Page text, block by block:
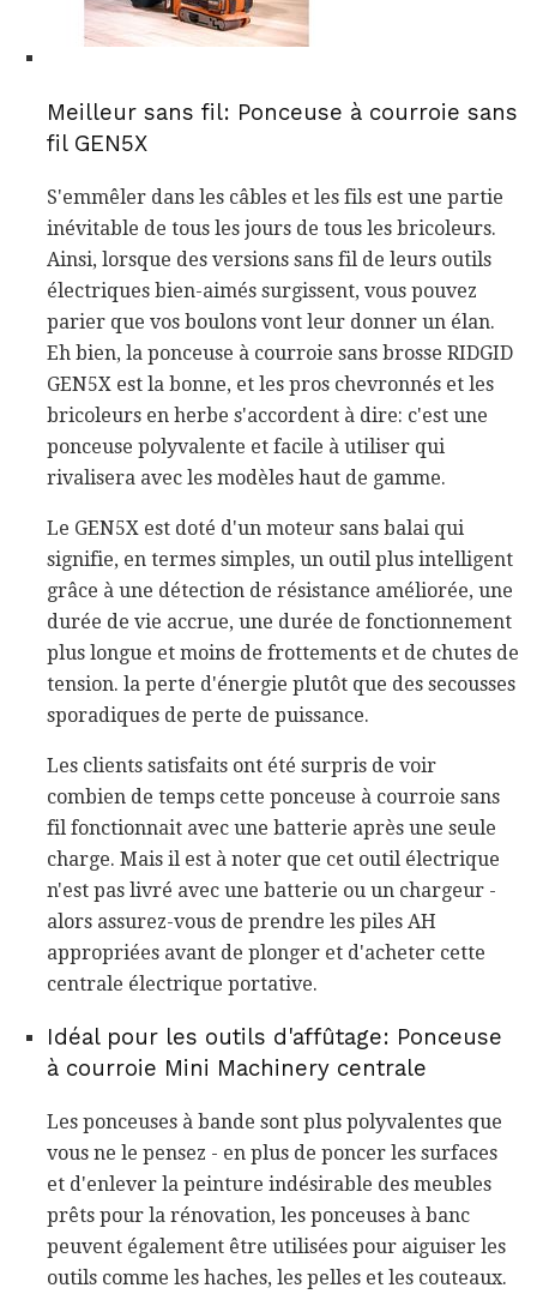
Meilleur sans fil: Ponceuse à courroie sans
fil GEN5X
S'emmêler dans les câbles et les fils est une partie
inévitable de tous les jours de tous les bricoleurs.
Ainsi, lorsque des versions sans fil de leurs outils
électriques bien-aimés surgissent, vous pouvez
parier que vos boulons vont leur donner un élan.
Eh bien, la ponceuse à courroie sans brosse RIDGID
GEN5X est la bonne, et les pros chevronnés et les
bricoleurs en herbe s'accordent à dire: c'est une
ponceuse polyvalente et facile à utiliser qui
rivalisera avec les modèles haut de gamme.
Le GEN5X est doté d'un moteur sans balai qui
signifie, en termes simples, un outil plus intelligent
grâce à une détection de résistance améliorée, une
durée de vie accrue, une durée de fonctionnement
plus longue et moins de frottements et de chutes de
tension. la perte d'énergie plutôt que des secousses
sporadiques de perte de puissance.
Les clients satisfaits ont été surpris de voir
combien de temps cette ponceuse à courroie sans
fil fonctionnait avec une batterie après une seule
charge. Mais il est à noter que cet outil électrique
n'est pas livré avec une batterie ou un chargeur -
alors assurez-vous de prendre les piles AH
appropriées avant de plonger et d'acheter cette
centrale électrique portative.
Idéal pour les outils d'affûtage: Ponceuse
à courroie Mini Machinery centrale
Les ponceuses à bande sont plus polyvalentes que
vous ne le pensez - en plus de poncer les surfaces
et d'enlever la peinture indésirable des meubles
prêts pour la rénovation, les ponceuses à banc
peuvent également être utilisées pour aiguiser les
outils comme les haches, les pelles et les couteaux.